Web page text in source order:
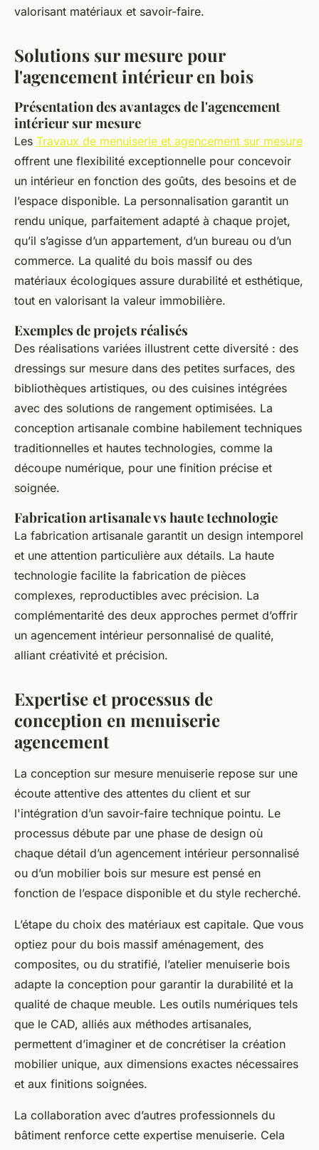
valorisant matériaux et savoir-faire.
Solutions sur mesure pour
l'agencement intérieur en bois
Présentation des avantages de l'agencement
intérieur sur mesure
Les Travaux de menuiserie et agencement sur mesure
offrent une flexibilité exceptionnelle pour concevoir
un intérieur en fonction des goûts, des besoins et de
l’espace disponible. La personnalisation garantit un
rendu unique, parfaitement adapté à chaque projet,
qu’il s’agisse d’un appartement, d’un bureau ou d’un
commerce. La qualité du bois massif ou des
matériaux écologiques assure durabilité et esthétique,
tout en valorisant la valeur immobilière.
Exemples de projets réalisés
Des réalisations variées illustrent cette diversité : des
dressings sur mesure dans des petites surfaces, des
bibliothèques artistiques, ou des cuisines intégrées
avec des solutions de rangement optimisées. La
conception artisanale combine habilement techniques
traditionnelles et hautes technologies, comme la
découpe numérique, pour une finition précise et
soignée.
Fabrication artisanale vs haute technologie
La fabrication artisanale garantit un design intemporel
et une attention particulière aux détails. La haute
technologie facilite la fabrication de pièces
complexes, reproductibles avec précision. La
complémentarité des deux approches permet d’offrir
un agencement intérieur personnalisé de qualité,
alliant créativité et précision.
Expertise et processus de
conception en menuiserie
agencement
La conception sur mesure menuiserie repose sur une
écoute attentive des attentes du client et sur
l'intégration d’un savoir-faire technique pointu. Le
processus débute par une phase de design où
chaque détail d’un agencement intérieur personnalisé
ou d’un mobilier bois sur mesure est pensé en
fonction de l’espace disponible et du style recherché.
L’étape du choix des matériaux est capitale. Que vous
optiez pour du bois massif aménagement, des
composites, ou du stratifié, l’atelier menuiserie bois
adapte la conception pour garantir la durabilité et la
qualité de chaque meuble. Les outils numériques tels
que le CAD, alliés aux méthodes artisanales,
permettent d’imaginer et de concrétiser la création
mobilier unique, aux dimensions exactes nécessaires
et aux finitions soignées.
La collaboration avec d’autres professionnels du
bâtiment renforce cette expertise menuiserie. Cela